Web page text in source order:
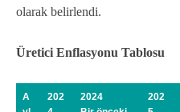
olarak belirlendi.
Üretici Enflasyonu Tablosu
A
202
2024
202